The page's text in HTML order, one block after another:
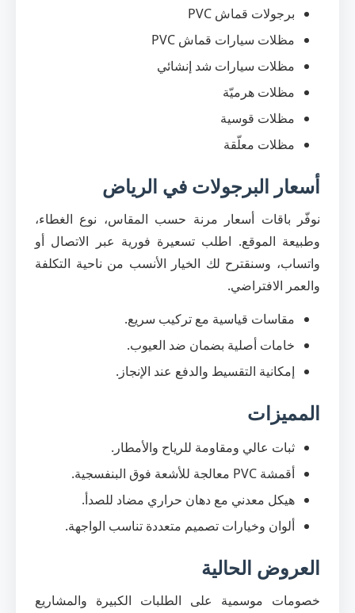
برجولات قماش PVC
مظلات سيارات قماش PVC
مظلات سيارات شد إنشائي
مظلات هرميّة
مظلات قوسية
مظلات معلّقة
أسعار البرجولات في الرياض
نوفّر باقات أسعار مرنة حسب المقاس، نوع الغطاء،
وطبيعة الموقع. اطلب تسعيرة فورية عبر الاتصال أو
واتساب، وسنقترح لك الخيار الأنسب من ناحية التكلفة
والعمر الافتراضي.
مقاسات قياسية مع تركيب سريع.
خامات أصلية بضمان ضد العيوب.
إمكانية التقسيط والدفع عند الإنجاز.
المميزات
ثبات عالي ومقاومة للرياح والأمطار.
أقمشة PVC معالجة للأشعة فوق البنفسجية.
هيكل معدني مع دهان حراري مضاد للصدأ.
ألوان وخيارات تصميم متعددة تناسب الواجهة.
العروض الحالية
خصومات موسمية على الطلبات الكبيرة والمشاريع